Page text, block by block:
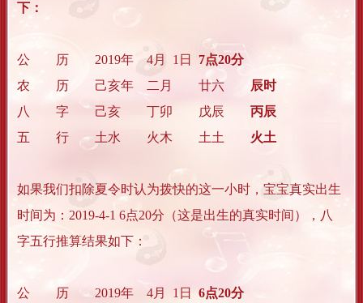
下：
公 历 2019年 4月 1日
7点20分
农 历
己亥年 二月 廿六
辰时
八 字
己亥 丁卯 戊辰
丙辰
五 行
土水 火木 土土 火土
如果我们扣除夏令时认为拨快的这一小时，宝宝真实出生
时间为：2019-4-1 6点20分（这是出生的真实时间），八
字五行推算结果如下：
公 历 2019年 4月 1日 6点20分